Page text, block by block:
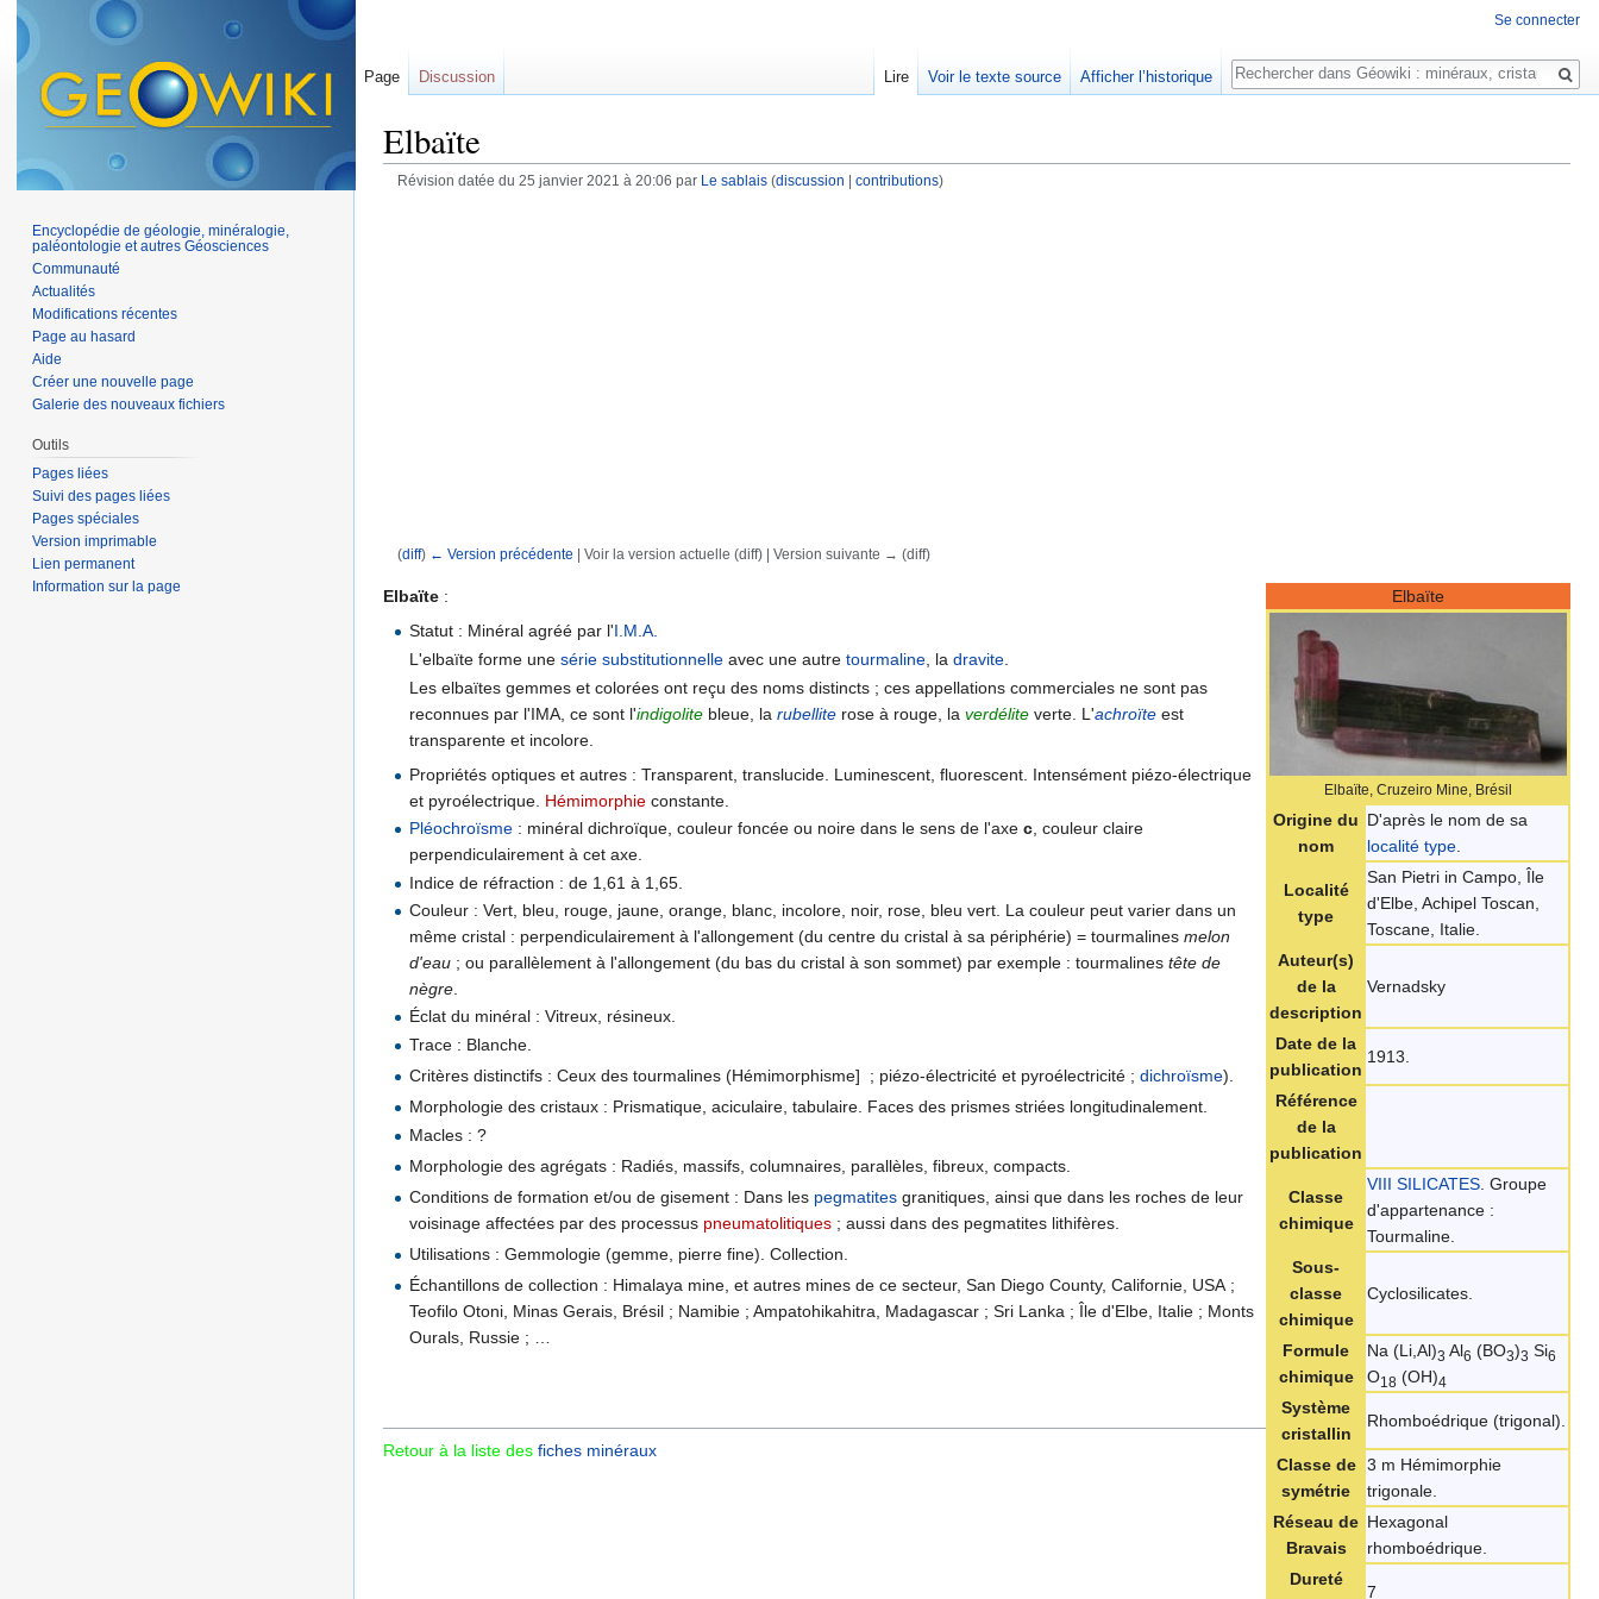
Elbaïte
Révision datée du 25 janvier 2021 à 20:06 par Le sablais (discussion contributions)
(diff) ← Version précédente | Voir la version actuelle (diff) | Version suivante → (diff)
Elbaïte
Elbaïte, Cruzeiro Mine, Brésil
Origine du
nom
D'après le nom de sa
localité type
Localité
type
San Pietri in Campo, Île
d'Elbe, Achipel Toscan,
Toscane, Italie.
Auteur(s)
de la
description
Vernadsky
Date de la
publication
1913.
Référence
de la
publication
Classe
chimique
VIII SILICATES . Groupe
d'appartenance :
Tourmaline.
Sous-
classe
chimique
Cyclosilicates.
Formule
chimique
Na (Li,Al)3 Al6 (BO3)3 Si6
O18 (OH)4
Système
cristallin
Rhomboédrique (trigonal).
Classe de
symétrie
3 m Hémimorphie
trigonale.
Réseau de
Bravais
Hexagonal
rhomboédrique.
Dureté
7
Elbaïte :
Statut : Minéral agréé par l'I.M.A.
L'elbaïte forme unesérie substitutionnelle avec une autretourmaline, ladravite.
Les elbaïtes gemmes et colorées ont reçu des noms distincts ; ces appellations commerciales ne sont pas
reconnues par l'IMA, ce sont l'indigolite bleue, larubellite rose à rouge, laverdélite verte. L'achroïte est
transparente et incolore.
Propriétés optiques et autres : Transparent, translucide. Luminescent, fluorescent. Intensément piézo-électrique
et pyroélectrique. Hémimorphie constante.
Pléochroïsme : minéral dichroïque, couleur foncée ou noire dans le sens de l'axec, couleur claire
perpendiculairement à cet axe.
Indice de réfraction : de 1,61 à 1,65.
Couleur : Vert, bleu, rouge, jaune, orange, blanc, incolore, noir, rose, bleu vert. La couleur peut varier dans un
même cristal : perpendiculairement à l'allongement (du centre du cristal à sa périphérie) = tourmalinesmelon
d'eau ; ou parallèlement à l'allongement (du bas du cristal à son sommet) par exemple : tourmalinestête de
nègre
Éclat du minéral : Vitreux, résineux.
Trace : Blanche.
Critères distinctifs : Ceux des tourmalines (Hémimorphisme] ; piézo-électricité et pyroélectricité ;dichroïsme).
Morphologie des cristaux : Prismatique, aciculaire, tabulaire. Faces des prismes striées longitudinalement.
Macles : ?
Morphologie des agrégats : Radiés, massifs, columnaires, parallèles, fibreux, compacts.
Conditions de formation et/ou de gisement : Dans les pegmatites granitiques, ainsi que dans les roches de leur
voisinage affectées par des processus pneumatolitiques ; aussi dans des pegmatites lithifères.
Utilisations : Gemmologie (gemme, pierre fine). Collection.
Échantillons de collection : Himalaya mine, et autres mines de ce secteur, San Diego County, Californie, USA ;
Teofilo Otoni, Minas Gerais, Brésil ; Namibie ; Ampatohikahitra, Madagascar ; Sri Lanka ; Île d'Elbe, Italie ; Monts
Ourals, Russie ; …
Retour à la liste des fiches minéraux
Se connecter
Page Discussion Lire Voir le texte source Afficher l’historique
Rechercher
Encyclopédie de géologie, minéralogie,
paléontologie et autres Géosciences
Communauté
Actualités
Modifications récentes
Page au hasard
Aide
Créer une nouvelle page
Galerie des nouveaux fichiers
Outils
Pages liées
Suivi des pages liées
Pages spéciales
Version imprimable
Lien permanent
Information sur la page